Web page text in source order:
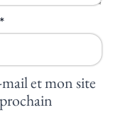
*
et mon site